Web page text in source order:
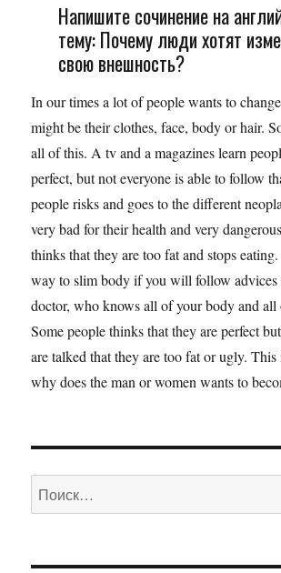
Напишите сочинение на
тему: Почему люди хотят
свою внешность?
In our times a lot of people wants to
might be their clothes, face, body or hair.
all of this. A tv and a magazines learn
perfect, but not everyone is able to follow
people risks and goes to the different
very bad for their health and very
thinks that they are too fat and stops
way to slim body if you will follow advices
doctor, who knows all of your body and all
Some people thinks that they are perfect
are talked that they are too fat or ugly. This
why does the man or women wants to
Искать: